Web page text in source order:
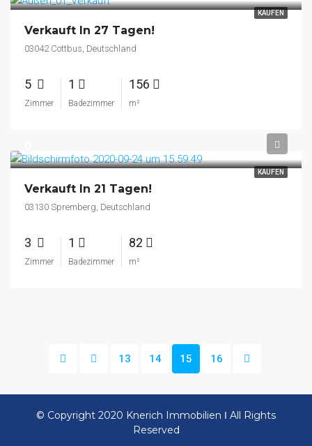
KAUFEN
Verkauft In 27 Tagen!
03042 Cottbus, Deutschland
5
Zimmer
1
Badezimmer
156
m²
KAUFEN
Verkauft In 21 Tagen!
03130 Spremberg, Deutschland
3
Zimmer
1
Badezimmer
82
m²
13 14 15 16
© Copyright 2020 Knerich Immobilien Ι All Rights
Reserved